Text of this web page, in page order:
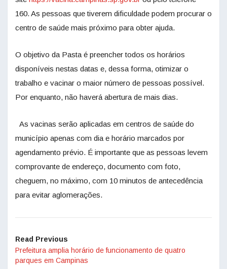
160. As pessoas que tiverem dificuldade podem procurar o
centro de saúde mais próximo para obter ajuda.
O objetivo da Pasta é preencher todos os horários
disponíveis nestas datas e, dessa forma, otimizar o
trabalho e vacinar o maior número de pessoas possível.
Por enquanto, não haverá abertura de mais dias.
As vacinas serão aplicadas em centros de saúde do
município apenas com dia e horário marcados por
agendamento prévio. É importante que as pessoas levem
comprovante de endereço, documento com foto,
cheguem, no máximo, com 10 minutos de antecedência
para evitar aglomerações.
Read Previous
Prefeitura amplia horário de funcionamento de quatro
parques em Campinas